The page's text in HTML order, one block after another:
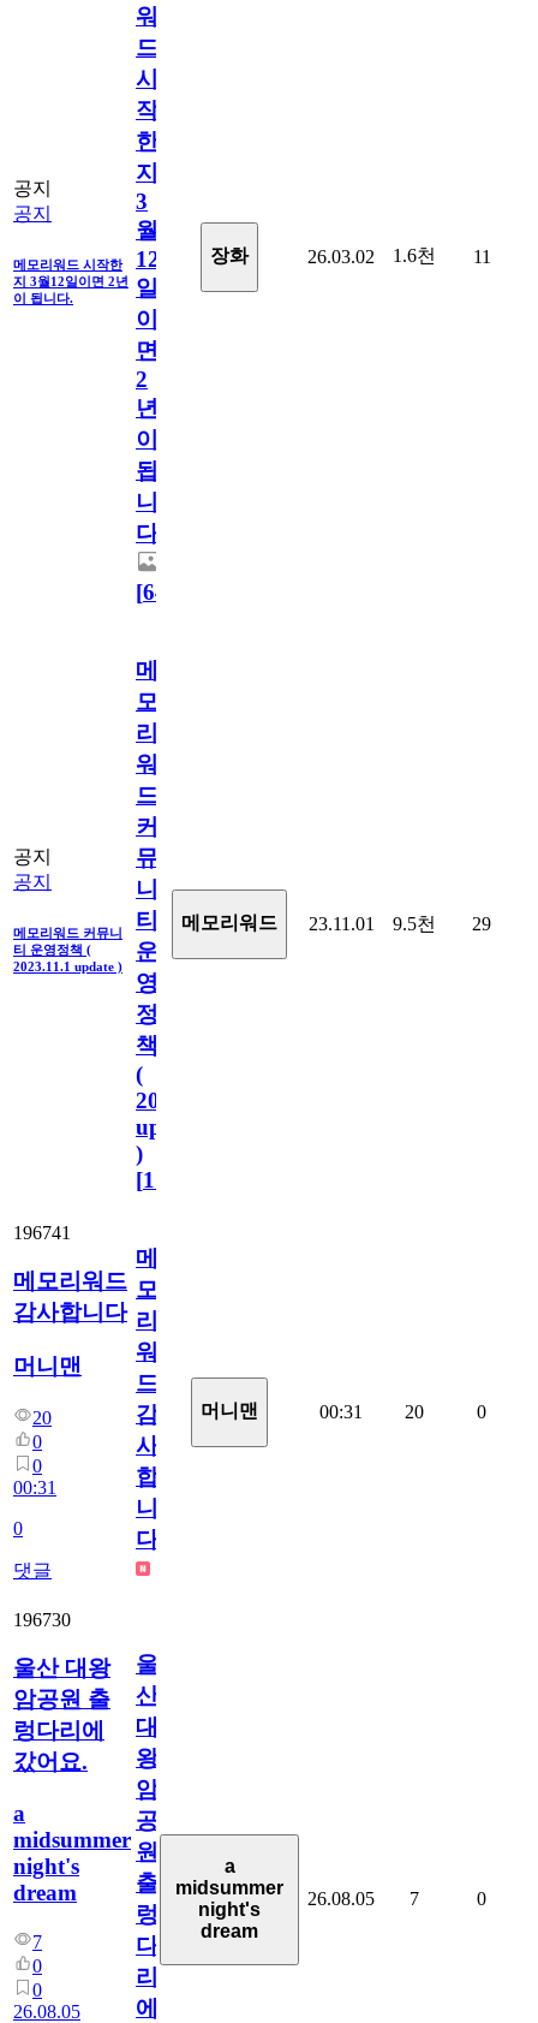
공지
공지
메모리워드 시작한
지 3월12일이면 2년
이 됩니다.
워
드
시
작
한
지
3
월
12
일
이
면
2
년
이
됩
니
다.
[64
장화 26.03.02 1.6천 11
공지
공지
메모리워드 커뮤니
티 운영정책 (
2023.11.1 update )
메
모
리
워
드
커
뮤
니
티
운
영
정
책
(
2023.11.1
update
)
[110
메모리워드 23.11.01 9.5천 29
196741
메모리워드
감사합니다
머니맨
20
0
0
00:31
0
댓글
메
모
리
워
드
감
사
합
니
다
머니맨 00:31 20 0
196730
울산 대왕
암공원 출
렁다리에
갔어요.
a
midsummer
night's
dream
7
0
0
26.08.05
울
산
대
왕
암
공
원
출
렁
다
리
에
a
midsummer
night's
dream
26.08.05 7 0